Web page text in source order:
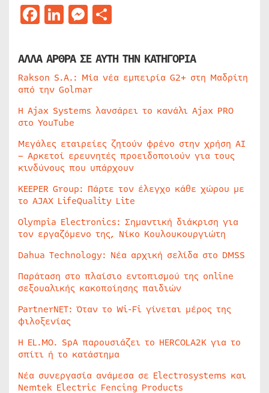
Facebook
LinkedIn
Messenger
ΑΛΛΑ ΑΡΘΡΑ ΣΕ ΑΥΤΗ ΤΗΝ ΚΑΤΗΓΟΡΙΑ
Rakson S.A.: Μία νέα εμπειρία G2+ στη Μαδρίτη
από την Golmar
Η Ajax Systems λανσάρει το κανάλι Ajax PRO
στο YouTube
Μεγάλες εταιρείες ζητούν φρένο στην χρήση AI
– Αρκετοί ερευνητές προειδοποιούν για τους
κινδύνους που υπάρχουν
KEEPER Group: Πάρτε τον έλεγχο κάθε χώρου με
το AJAX LifeQuality Lite
Olympia Electronics: Σημαντική διάκριση για
τον εργαζόμενο της, Νίκο Κουλουκουργιώτη
Dahua Technology: Νέα αρχική σελίδα στο DMSS
Παράταση στο πλαίσιο εντοπισμού της online
σεξουαλικής κακοποίησης παιδιών
PartnerNET: Όταν το Wi-Fi γίνεται μέρος της
φιλοξενίας
Η EL.MO. SpA παρουσιάζει το HERCOLA2K για το
σπίτι ή το κατάστημα
Νέα συνεργασία ανάμεσα σε Electrosystems και
Nemtek Electric Fencing Products